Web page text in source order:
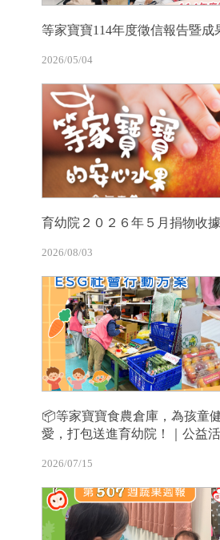
等家寶寶114年度徵信報告暨成
2026/05/04
育幼院２０２６年５月捐物收據
2026/08/03
📦等家寶寶食農倉庫，為孩童
愛，打包送進育幼院！｜公益
2026/07/15